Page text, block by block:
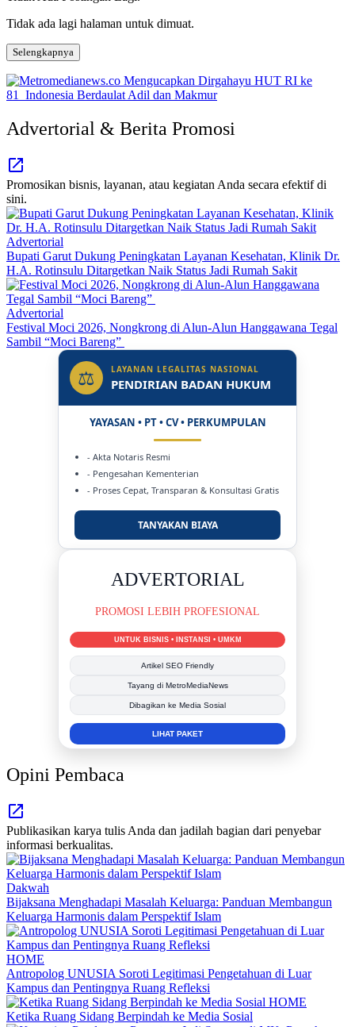
Tidak ada lagi halaman untuk dimuat.
Selengkapnya
Advertorial & Berita Promosi
Promosikan bisnis, layanan, atau kegiatan Anda secara efektif di
sini.
Advertorial
Bupati Garut Dukung Peningkatan Layanan Kesehatan, Klinik Dr.
H.A. Rotinsulu Ditargetkan Naik Status Jadi Rumah Sakit
Advertorial
Festival Moci 2026, Nongkrong di Alun-Alun Hanggawana Tegal
Sambil “Moci Bareng”
⚖ LAYANAN LEGALITAS NASIONAL
PENDIRIAN BADAN HUKUM
YAYASAN • PT • CV • PERKUMPULAN
- Akta Notaris Resmi
- Pengesahan Kementerian
- Proses Cepat, Transparan & Konsultasi Gratis
TANYAKAN BIAYA
DUKUNG KAMI
MEDIA INFORMASI TERPERCAYA
Publikasi Kegiatan
Berita Promosi
Tingkatkan Branding Anda
INFO SELENGKAPNYA
Opini Pembaca
Publikasikan karya tulis Anda dan jadilah bagian dari penyebar
informasi berkualitas.
Dakwah
Bijaksana Menghadapi Masalah Keluarga: Panduan Membangun
Keluarga Harmonis dalam Perspektif Islam
HOME
Antropolog UNUSIA Soroti Legitimasi Pengetahuan di Luar
Kampus dan Pentingnya Ruang Refleksi
HOME
Ketika Ruang Sidang Berpindah ke Media Sosial